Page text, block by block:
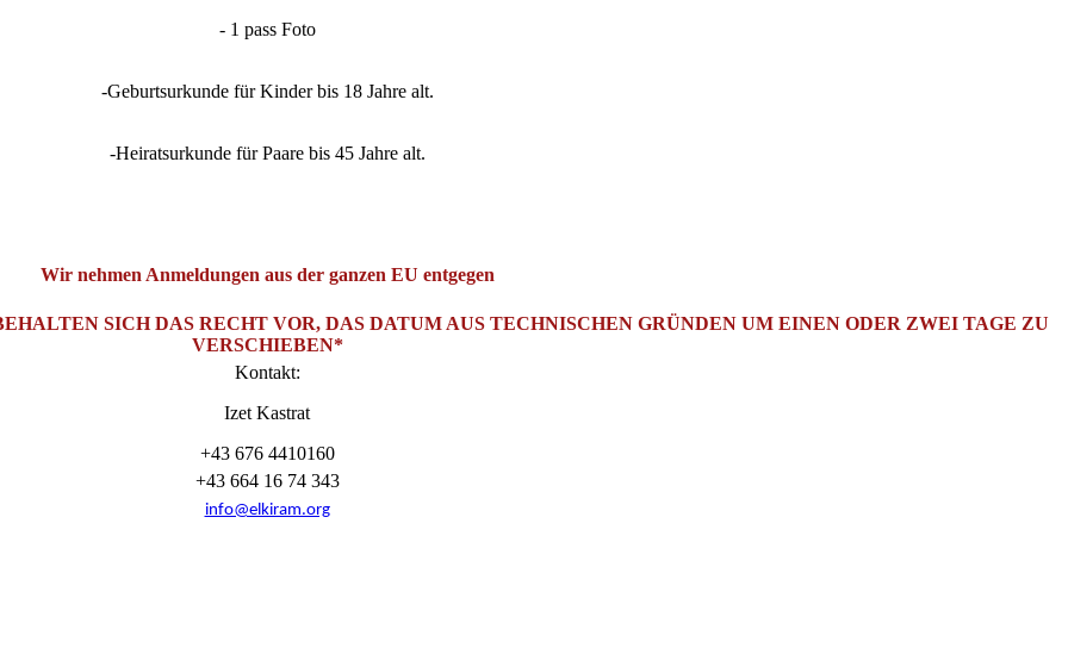
- 1 pass Foto
-Geburtsurkunde für Kinder bis 18 Jahre alt.
-Heiratsurkunde für Paare bis 45 Jahre alt.
Wir nehmen Anmeldungen aus der ganzen EU entgegen
SICH DAS RECHT VOR, DAS DATUM AUS TECHNISCHEN GRÜNDEN UM EINEN ODER ZWEI TAGE ZU
VERSCHIEBEN*
Kontakt:
Izet Kastrat
+43 676 4410160
+43 664 16 74 343
info@elkiram.org